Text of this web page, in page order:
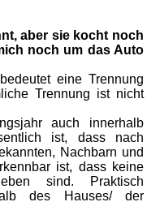
aber sie kocht noch
noch um das Auto
eine Trennung
Trennung ist nicht
auch innerhalb
ist, dass nach
Nachbarn und
ist, dass keine
sind. Praktisch
des Hauses/ der